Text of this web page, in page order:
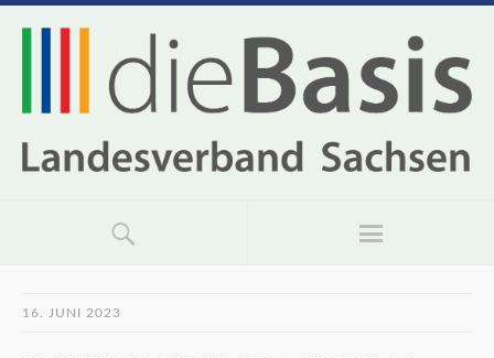
16. JUNI 2023